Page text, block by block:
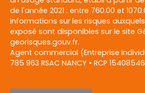
de l'année 2021 : entre 760.00 et
informations sur les risques
exposé sont disponibles sur le site
georisques.gouv.fr.
Agent commercial (Entreprise
785 963 RSAC NANCY • RCP